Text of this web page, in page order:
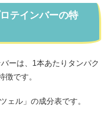
テインバーの特
ーは、1本あたりタンパク
徴です。
ェル」の成分表です。